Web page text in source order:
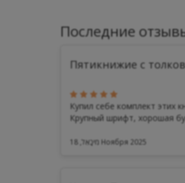
Последние
Пятикнижие с
Купил себе комплект этих
Крупный шрифт, хорошая
מִיכָאֵל, 18 Ноября 2025